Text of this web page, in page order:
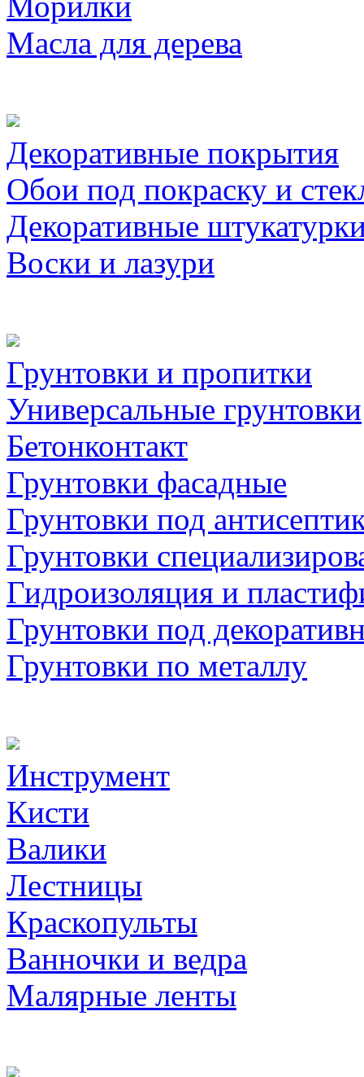
Масла для дерева
Декоративные покрытия
Обои под покраску и
Декоративные
Воски и лазури
Грунтовки и пропитки
Универсальные грунтовки
Бетонконтакт
Грунтовки фасадные
Грунтовки под
Грунтовки
Гидроизоляция и
Грунтовки под
Грунтовки по металлу
Инструмент
Кисти
Валики
Лестницы
Краскопульты
Ванночки и ведра
Малярные ленты